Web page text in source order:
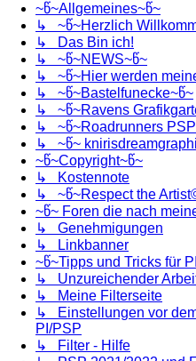
~წ~Allgemeines~წ~
↳ ~წ~Herzlich
↳ Das Bin ich!
↳ ~წ~NEWS~წ~
↳ ~წ~Hier werden
↳ ~წ~Bastelfunecke~წ~
↳ ~წ~Ravens
↳ ~წ~Roadrunners
↳ ~წ~
~წ~Copyright~წ~
↳ Kostennote
↳ ~წ~Respect the
~წ~ Foren die nach
↳ Genehmigungen
↳ Linkbanner
~წ~Tipps und Tricks für
↳ Unzureichender
↳ Meine Filterseite
↳ Einstellungen vor
PI/PSP
↳ Filter - Hilfe